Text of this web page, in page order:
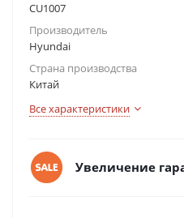
CU1007
Производитель
Hyundai
Страна производства
Китай
Все характеристики
Увеличение